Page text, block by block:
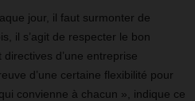
jour, il faut surmonter de
il s’agit de respecter le bon
d’une entreprise
d’une certaine flexibilité pour
convienne à chacun », indique ce